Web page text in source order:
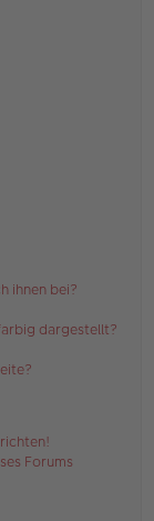
ihnen bei?
dargestellt?
Forums